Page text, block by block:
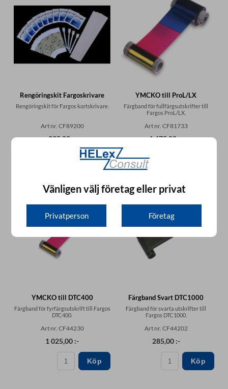
Rengöringskit Fargoskrivare
Rengöringskit för Fargos kortskrivare.
Art nr. CF89200
395,00 :-
Köp
YMCKO till ProL/LX
Färgband för fullfärgsutskrifter till
Fargos ProL/LX.
Art nr. CF81733
1 475,00 :-
YMCKO till DTC400
Färgband för fyrfärgsutskrift till Fargos
DTC400.
Art nr. CF44230
1 025,00 :-
Köp
Färgband Svart DTC1000
Färgband för svarta utskrifter till
Fargos DTC1000.
Art nr. CF44202
285,00 :-
Köp
Vänligen välj företag eller privat
Privatperson Företag